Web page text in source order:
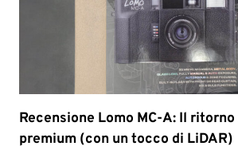
Recensione Lomo MC-A: Il
premium (con un tocco di LiDAR)